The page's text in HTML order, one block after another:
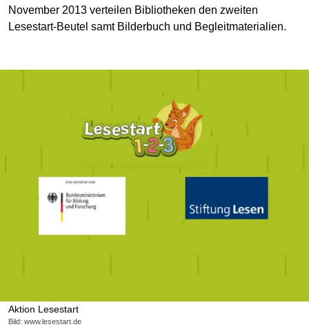
November 2013 verteilen Bibliotheken den zweiten
Lesestart-Beutel samt Bilderbuch und Begleitmaterialien.
Aktion Lesestart
Bild: www.lesestart.de